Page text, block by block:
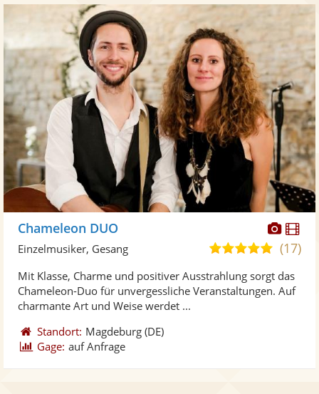
Fotos
Chameleon DUO
5,0
5
(17)
Einzelmusiker, Gesang
Mit Klasse, Charme und positiver Ausstrahlung sorgt das
Chameleon-Duo für unvergessliche Veranstaltungen. Auf
charmante Art und Weise werdet ...
Standort: Magdeburg (DE)
Gage: auf Anfrage